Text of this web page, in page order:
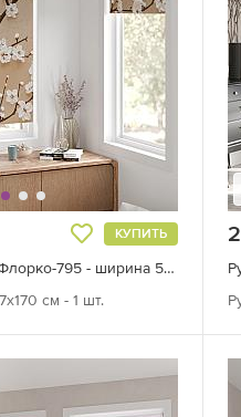
КУПИТЬ
Рулонная штора «Флорко-795 - ширина 57 см, длина 170 см.»
см - 1 шт.